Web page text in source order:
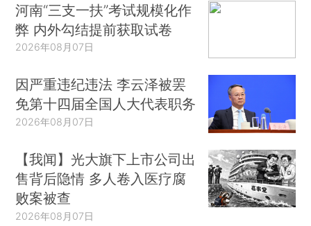
河南“三支一扶”考试规模化作
弊 内外勾结提前获取试卷
2026年08月07日
因严重违纪违法 李云泽被罢
免第十四届全国人大代表职务
2026年08月07日
【我闻】光大旗下上市公司出
售背后隐情 多人卷入医疗腐
败案被查
2026年08月07日